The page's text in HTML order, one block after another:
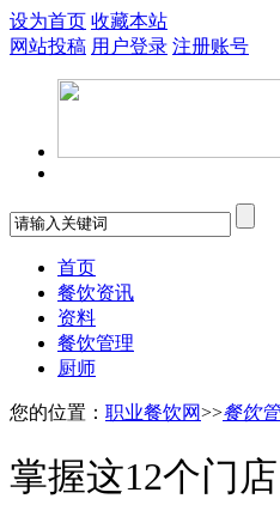
设为首页 收藏本站
网站投稿 用户登录 注册账号
首页
餐饮资讯
资料
餐饮管理
厨师
您的位置： 职业餐饮网>>餐饮
掌握这12个门